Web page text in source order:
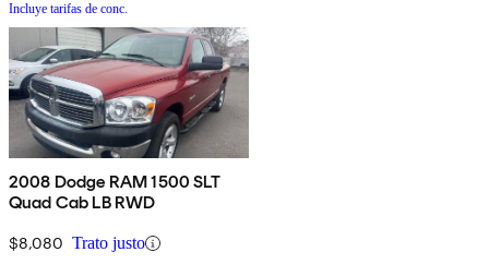
Incluye tarifas de conc.
2008 Dodge RAM 1500 SLT
Quad Cab LB RWD
$8,080 Trato justo